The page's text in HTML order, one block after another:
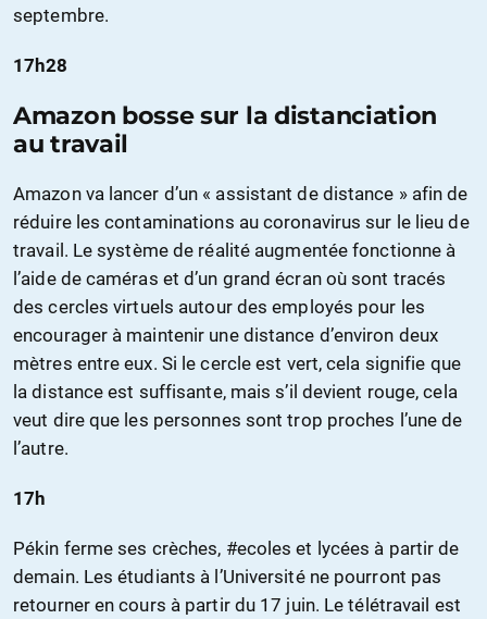
septembre.
17h28
Amazon bosse sur la distanciation
au travail
Amazon va lancer d’un « assistant de distance » afin de
réduire les contaminations au coronavirus sur le lieu de
travail. Le système de réalité augmentée fonctionne à
l’aide de caméras et d’un grand écran où sont tracés
des cercles virtuels autour des employés pour les
encourager à maintenir une distance d’environ deux
mètres entre eux. Si le cercle est vert, cela signifie que
la distance est suffisante, mais s’il devient rouge, cela
veut dire que les personnes sont trop proches l’une de
l’autre.
17h
Pékin ferme ses crèches, #ecoles et lycées à partir de
demain. Les étudiants à l’Université ne pourront pas
retourner en cours à partir du 17 juin. Le télétravail est